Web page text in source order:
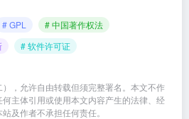
# GPL
# 中国著作权法
# 软件许可证
，允许自由转载但须完整署名。本文不作
主体引用或使用本文内容产生的法律、经
及作者不承担任何责任。